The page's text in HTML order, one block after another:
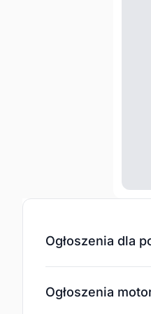
Ogłoszenia dla
Ogłoszenia